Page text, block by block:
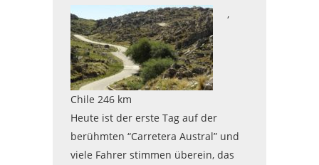
,
Chile 246 km
Heute ist der erste Tag auf der
berühmten “Carretera Austral” und
viele Fahrer stimmen überein, das